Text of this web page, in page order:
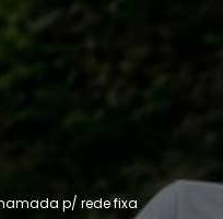
p/ rede fixa